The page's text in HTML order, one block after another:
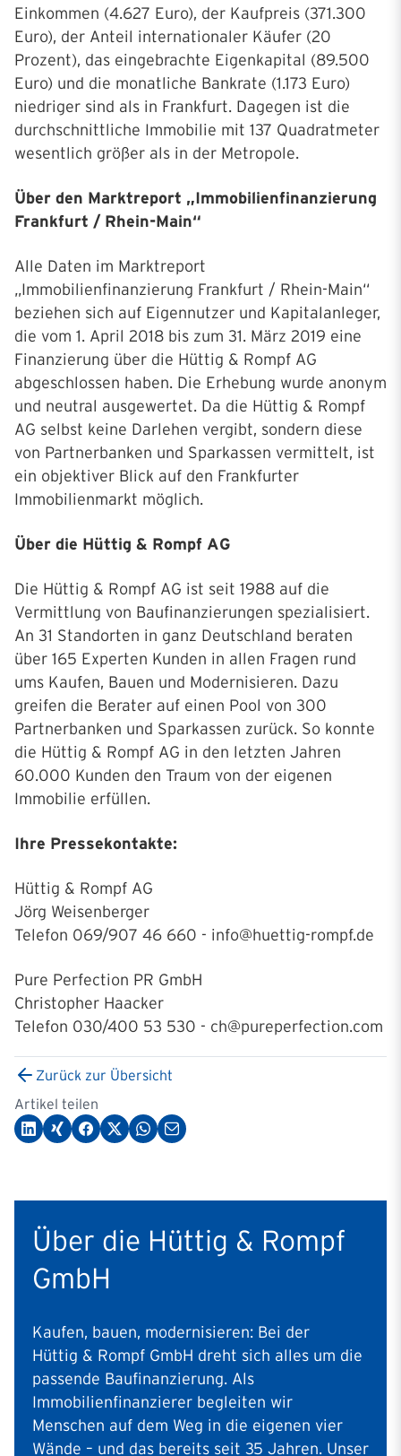
Einkommen (4.627 Euro), der Kaufpreis (371.300
Euro), der Anteil internationaler Käufer (20
Prozent), das eingebrachte Eigenkapital (89.500
Euro) und die monatliche Bankrate (1.173 Euro)
niedriger sind als in Frankfurt. Dagegen ist die
durchschnittliche Immobilie mit 137 Quadratmeter
wesentlich größer als in der Metropole.
Über den Marktreport „Immobilienfinanzierung
Frankfurt / Rhein-Main“
Alle Daten im Marktreport
„Immobilienfinanzierung Frankfurt / Rhein-Main“
beziehen sich auf Eigennutzer und Kapitalanleger,
die vom 1. April 2018 bis zum 31. März 2019 eine
Finanzierung über die Hüttig & Rompf AG
abgeschlossen haben. Die Erhebung wurde anonym
und neutral ausgewertet. Da die Hüttig & Rompf
AG selbst keine Darlehen vergibt, sondern diese
von Partnerbanken und Sparkassen vermittelt, ist
ein objektiver Blick auf den Frankfurter
Immobilienmarkt möglich.
Über die Hüttig & Rompf AG
Die Hüttig & Rompf AG ist seit 1988 auf die
Vermittlung von Baufinanzierungen spezialisiert.
An 31 Standorten in ganz Deutschland beraten
über 165 Experten Kunden in allen Fragen rund
ums Kaufen, Bauen und Modernisieren. Dazu
greifen die Berater auf einen Pool von 300
Partnerbanken und Sparkassen zurück. So konnte
die Hüttig & Rompf AG in den letzten Jahren
60.000 Kunden den Traum von der eigenen
Immobilie erfüllen.
Ihre Pressekontakte:
Hüttig & Rompf AG
Jörg Weisenberger
Telefon 069/907 46 660 - info@huettig-rompf.de
Pure Perfection PR GmbH
Christopher Haacker
Telefon 030/400 53 530 - ch@pureperfection.com
Zurück zur Übersicht
Artikel teilen
Über die Hüttig & Rompf
GmbH
Kaufen, bauen, modernisieren: Bei der
Hüttig & Rompf GmbH dreht sich alles um die
passende Baufinanzierung. Als
Immobilienfinanzierer begleiten wir
Menschen auf dem Weg in die eigenen vier
Wände – und das bereits seit 35 Jahren. Unser